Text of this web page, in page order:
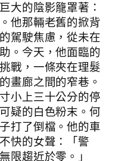
大的陰影籠罩著：
他那輛老舊的掀背
駕駛焦慮，從未在
。今天，他面臨的
戰，一條夾在理髮
畫廊之間的窄巷。
小上三十公分的停
疑的白色粉末。何
打了倒檔。他的車
快的女聲：「警
限趨近於零。」